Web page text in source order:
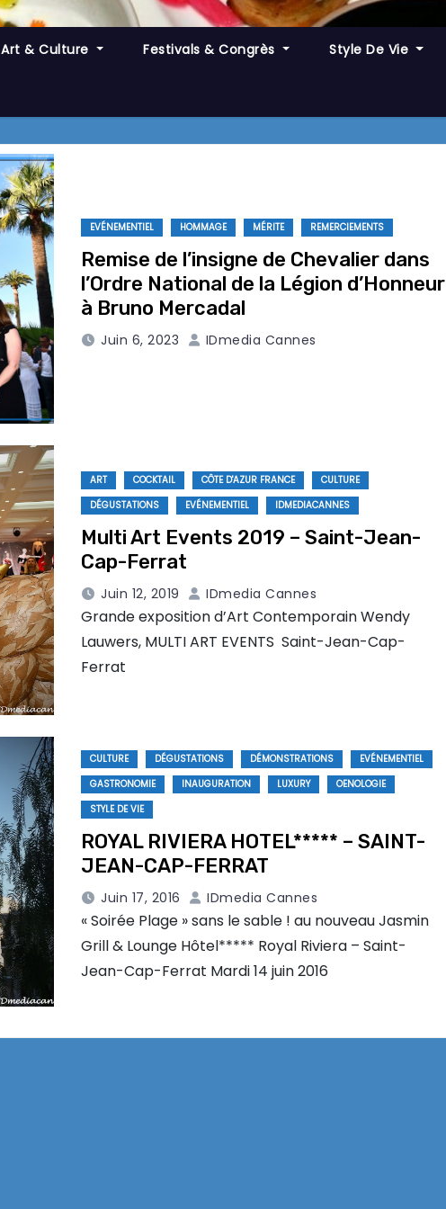
Art & Culture Festivals & Congrès Style De Vie
EVÉNEMENTIEL HOMMAGE MÉRITE REMERCIEMENTS
Remise de l’insigne de Chevalier dans
l’Ordre National de la Légion d’Honneur
à Bruno Mercadal
Juin 6, 2023 IDmedia Cannes
ART COCKTAIL CÔTE D'AZUR FRANCE
CULTURE
DÉGUSTATIONS
EVÉNEMENTIEL IDMEDIACANNES
Multi Art Events 2019 – Saint-Jean-
Cap-Ferrat
Juin 12, 2019 IDmedia Cannes
Grande exposition d’Art Contemporain Wendy
Lauwers, MULTI ART EVENTS Saint-Jean-Cap-
Ferrat
CULTURE DÉGUSTATIONS DÉMONSTRATIONS
EVÉNEMENTIEL
GASTRONOMIE
INAUGURATION LUXURY
OENOLOGIE
STYLE DE VIE
ROYAL RIVIERA HOTEL***** – SAINT-
JEAN-CAP-FERRAT
Juin 17, 2016 IDmedia Cannes
« Soirée Plage » sans le sable ! au nouveau Jasmin
Grill & Lounge Hôtel***** Royal Riviera – Saint-
Jean-Cap-Ferrat Mardi 14 juin 2016